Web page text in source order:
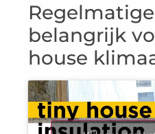
belangrijk
house